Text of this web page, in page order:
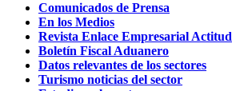
Comunicados de Prensa
En los Medios
Revista Enlace Empresarial Actitud
Boletín Fiscal Aduanero
Datos relevantes de los sectores
Turismo noticias del sector